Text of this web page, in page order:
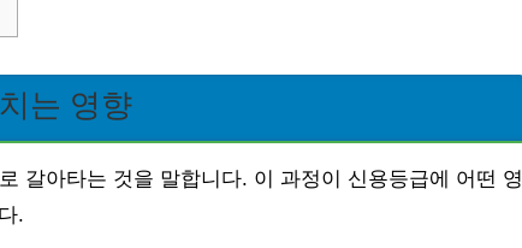
는 영향
갈아타는 것을 말합니다. 이 과정이 신용등급에 어떤 영
.